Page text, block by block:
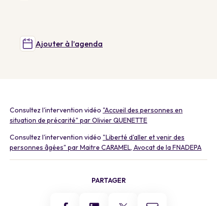
Ajouter à l’agenda
PARTAGER
Consultez l'intervention vidéo "Accueil des personnes en
situation de précarité" par Olivier QUENETTE
Consultez l'intervention vidéo "Liberté d'aller et venir des
personnes âgées" par Maitre CARAMEL, Avocat de la FNADEPA